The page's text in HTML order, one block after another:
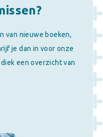
van nieuwe boeken,
je dan in voor onze
een overzicht van